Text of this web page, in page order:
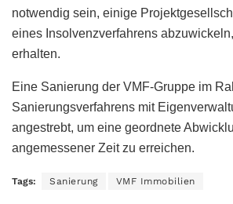
notwendig sein, einige
eines Insolvenzverfahrens
erhalten.
Eine Sanierung der VMF-Gruppe im
Sanierungsverfahrens mit
angestrebt, um eine geordnete
angemessener Zeit zu erreichen.
Tags: Sanierung VMF Immobilien